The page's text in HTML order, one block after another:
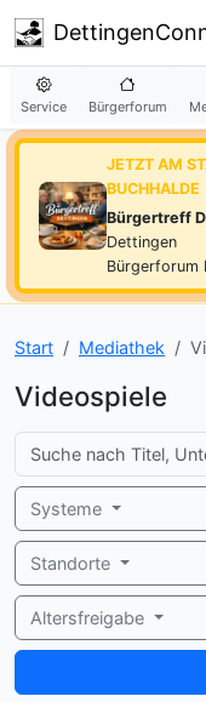
Service Bürgerforum
JETZT AM
BUCHHALDE
Bürgertreff
Dettingen
Bürgerforum
Start Mediathek
Videospiele
Suche
Systeme
Standorte
Altersfreigabe